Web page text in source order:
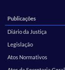
Publicações
Diário da Justiça
Legislação
Atos Normativos